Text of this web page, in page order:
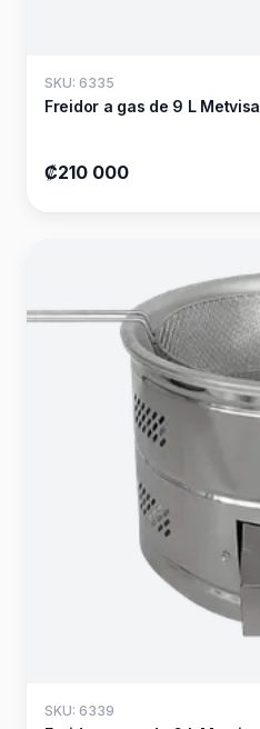
SKU: 6335
Freidor a gas de 9 L Metvisa
₡210 000
SKU: 6339